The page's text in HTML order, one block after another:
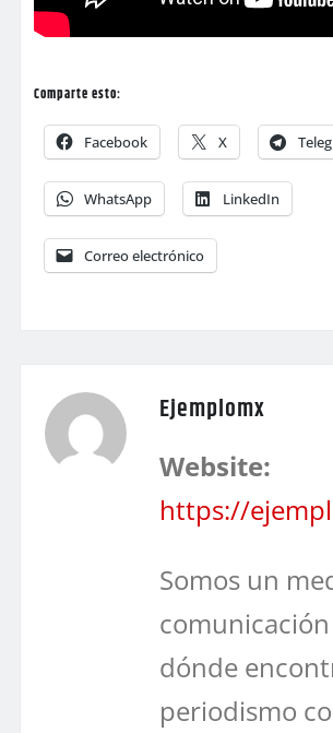
Comparte esto:
Facebook X
WhatsApp LinkedIn
Correo electrónico
Ejemplomx
Website:
https://
Somos un
dónde
periodismo